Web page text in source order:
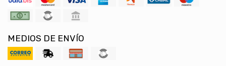
MEDIOS DE ENVÍO